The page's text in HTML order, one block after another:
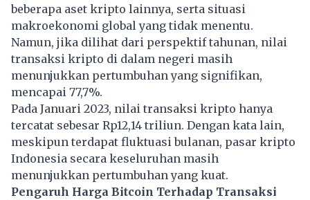
beberapa aset kripto lainnya, serta situasi
makroekonomi global yang tidak menentu.
Namun, jika dilihat dari perspektif tahunan, nilai
transaksi kripto di dalam negeri masih
menunjukkan pertumbuhan yang signifikan,
mencapai 77,7%.
Pada Januari 2023, nilai transaksi kripto hanya
tercatat sebesar Rp12,14 triliun. Dengan kata lain,
meskipun terdapat fluktuasi bulanan, pasar kripto
Indonesia secara keseluruhan masih
menunjukkan pertumbuhan yang kuat.
Pengaruh Harga Bitcoin Terhadap Transaksi